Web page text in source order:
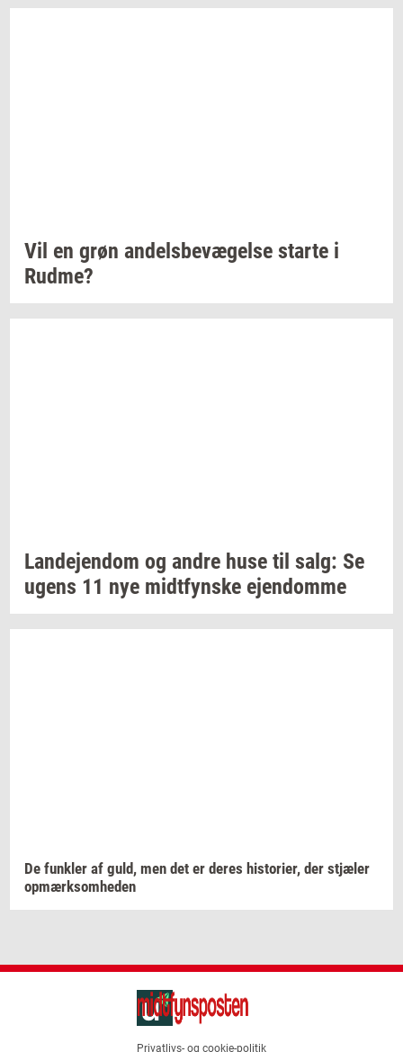
Vil en grøn an­dels­be­væ­gel­se star­te i
Rudme?
Lan­de­jen­dom og andre huse til salg: Se
ugens 11 nye midt­fyn­s­ke ejen­dom­me
De funk­ler af guld, men det er deres hi­sto­ri­er, der stjæ­ler
op­mærk­som­he­den
Privatlivs- og cookie-politik